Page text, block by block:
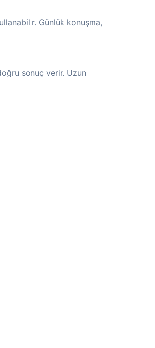
Günlük konuşma,
sonuç verir. Uzun